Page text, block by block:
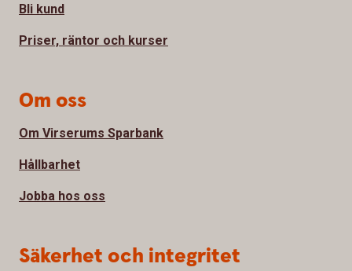
Bli kund
Priser, räntor och kurser
Om oss
Om Virserums Sparbank
Hållbarhet
Jobba hos oss
Säkerhet och integritet